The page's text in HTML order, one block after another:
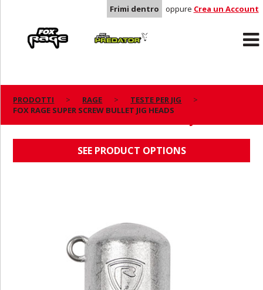
Frimi dentro oppure Crea un Account
Predator
PRODOTTI RAGE
TESTE PER JIG
FOX RAGE SUPER SCREW BULLET JIG HEADS
SEE PRODUCT OPTIONS